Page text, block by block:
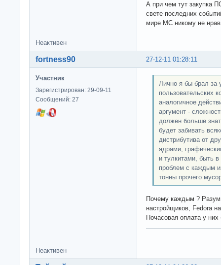
А при чем тут закупка
свете последних
мире МС никому не
Неактивен
27-12-11 01:28:11
fortness90
Участник
Зарегистрирован: 29-09-11
Сообщений: 27
Лично я бы брал за
пользовательских
аналогичное
аргумент -
должен больше
будет забивать
дистрибутива от
ядрами,
и тулкитами, быть
проблем с каждым
тонны прочего
Почему каждым ?
настройщиков, Fedora
Почасовая оплата у
Неактивен